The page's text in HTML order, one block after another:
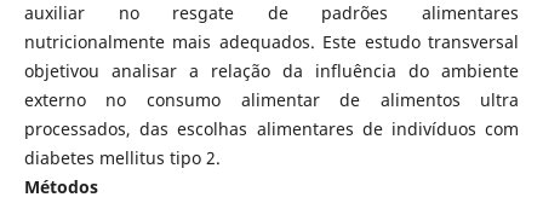
auxiliar no resgate de padrões alimentares
nutricionalmente mais adequados. Este estudo transversal
objetivou analisar a relação da influência do ambiente
externo no consumo alimentar de alimentos ultra
processados, das escolhas alimentares de indivíduos com
diabetes mellitus tipo 2.
Métodos